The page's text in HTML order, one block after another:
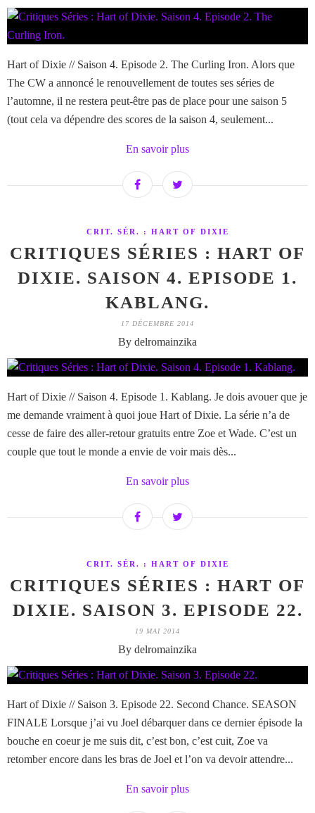
Hart of Dixie // Saison 4. Episode 2. The Curling Iron. Alors que
The CW a annoncé le renouvellement de toutes ses séries de
l’automne, il ne restera peut-être pas de place pour une saison 5
(tout cela va dépendre des scores de la saison 4, seulement...
En savoir plus
CRIT. SÉR. : HART OF DIXIE
CRITIQUES SÉRIES : HART OF
DIXIE. SAISON 4. EPISODE 1.
KABLANG.
17 DÉCEMBRE 2014
By delromainzika
Hart of Dixie // Saison 4. Episode 1. Kablang. Je dois avouer que je
me demande vraiment à quoi joue Hart of Dixie. La série n’a de
cesse de faire des aller-retour gratuits entre Zoe et Wade. C’est un
couple que tout le monde a envie de voir mais dès...
En savoir plus
CRIT. SÉR. : HART OF DIXIE
CRITIQUES SÉRIES : HART OF
DIXIE. SAISON 3. EPISODE 22.
19 MAI 2014
By delromainzika
Hart of Dixie // Saison 3. Episode 22. Second Chance. SEASON
FINALE Lorsque j’ai vu Joel débarquer dans ce dernier épisode la
bouche en coeur je me suis dit, c’est bon, c’est cuit, Zoe va
retomber encore dans les bras de Joel et l’on va devoir attendre...
En savoir plus